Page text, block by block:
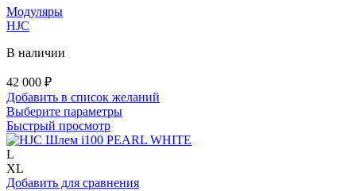
Модуляры
HJC
В наличии
42 000 ₽
Добавить в список желаний
Выберите параметрыЭтот
имеет
Опции
Быстрый просмотр
L
XL
Добавить для сравнения